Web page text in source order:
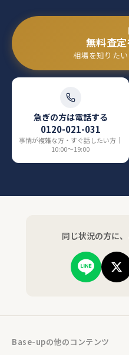
無料査
相場を知りた
急ぎの方は電話する
0120-021-031
事情が複雑な方・すぐ話したい方｜
10:00〜19:00
同じ状況の方に
Base-upの他のコンテンツ